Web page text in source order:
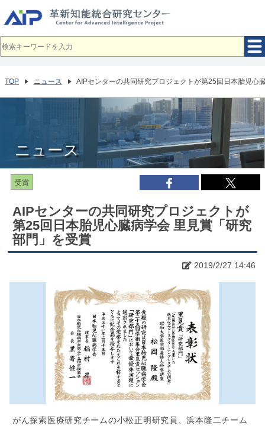
イ
ン
へ
動
TOP ニュース AIPセンターの共同研究プロジェクトが第25回日本胎児心
ニュース
受賞
AIPセンターの共同研究プロジェクトが
第25回日本胎児心臓病学会 里見賞「研究
部門」を受賞
2019/2/27 14:46
がん探索医療研究チームの小松正明研究員、浜本隆二チーム